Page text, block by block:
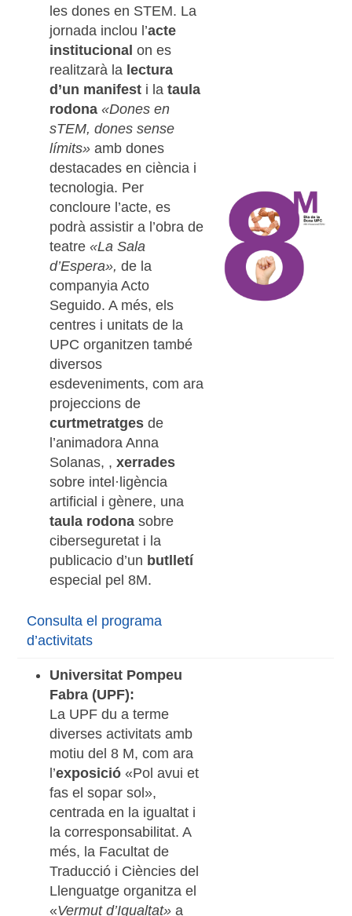
les dones en STEM. La
jornada inclou l’acte
institucional on es
realitzarà la lectura
d’un manifest i lataula
rodona«Dones en
sTEM, dones sense
límits» amb dones
destacades en ciència i
tecnologia. Per
concloure l’acte, es
podrà assistir a l’obra de
teatre«La Sala
d’Espera»,de la
companyia Acto
Seguido. A més, els
centres i unitats de la
UPC organitzen també
diversos
esdeveniments, com ara
projeccions de
curtmetratgesde
l’animadora Anna
Solanas, ,xerrades
sobre intel·ligència
artificial i gènere, una
taula rodona sobre
ciberseguretat i la
publicacio d’un butlletí
especial pel 8M.
Consulta el programa
d’activitats
Universitat Pompeu
Fabra (UPF):
La UPF du a terme
diverses activitats amb
motiu del 8 M, com ara
l’exposició «Pol avui et
fas el sopar sol»,
centrada en la igualtat i
la corresponsabilitat. A
més, la Facultat de
Traducció i Ciències del
Llenguatge organitza el
«Vermut d’Igualtat» a